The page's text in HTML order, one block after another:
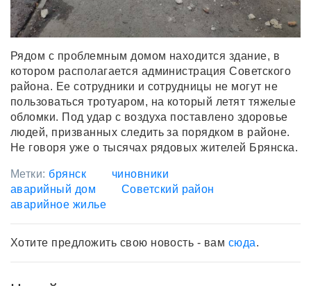
Рядом с проблемным домом находится здание, в
котором располагается администрация Советского
района. Ее сотрудники и сотрудницы не могут не
пользоваться тротуаром, на который летят тяжелые
обломки. Под удар с воздуха поставлено здоровье
людей, призванных следить за порядком в районе.
Не говоря уже о тысячах рядовых жителей Брянска.
Метки: брянск
чиновники
аварийный дом
Советский район
аварийное жилье
Хотите предложить свою новость - вам сюда.